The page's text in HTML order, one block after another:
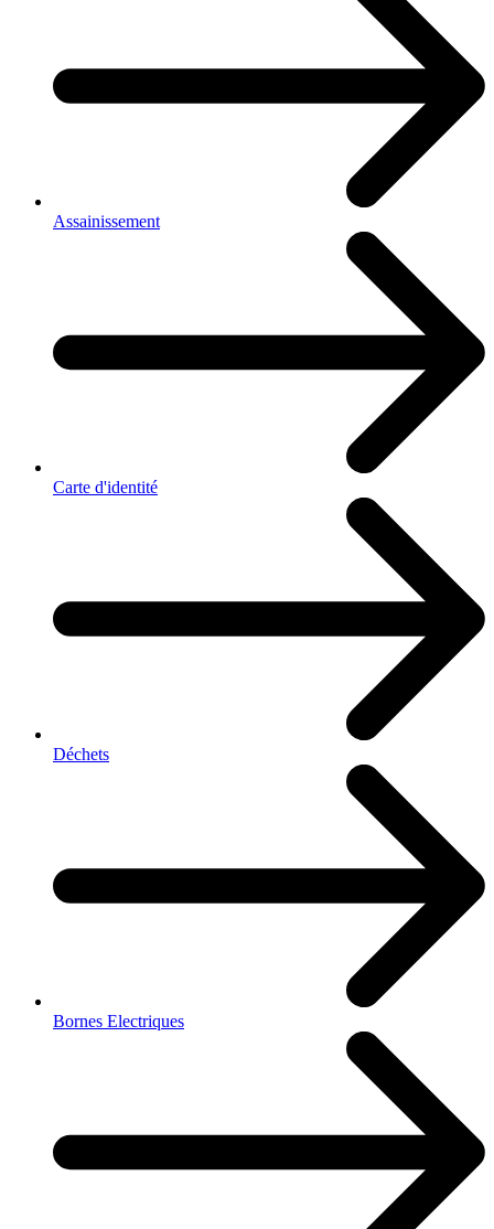
Assainissement
Carte d'identité
Déchets
Bornes Electriques